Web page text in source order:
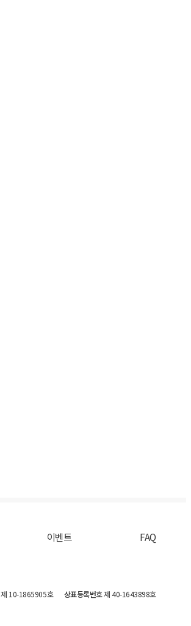
이벤트 FAQ
제 10-1865905호 상표등록번호제 40-1643898호